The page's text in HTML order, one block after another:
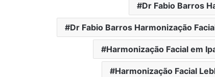
Dr Fabio Barros
Dr Fabio Barros Harmonização
Harmonização Facial em
Harmonização Facial